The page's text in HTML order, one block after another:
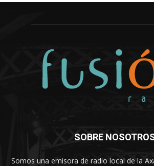
SOBRE
Somos una emisora de radio local de la